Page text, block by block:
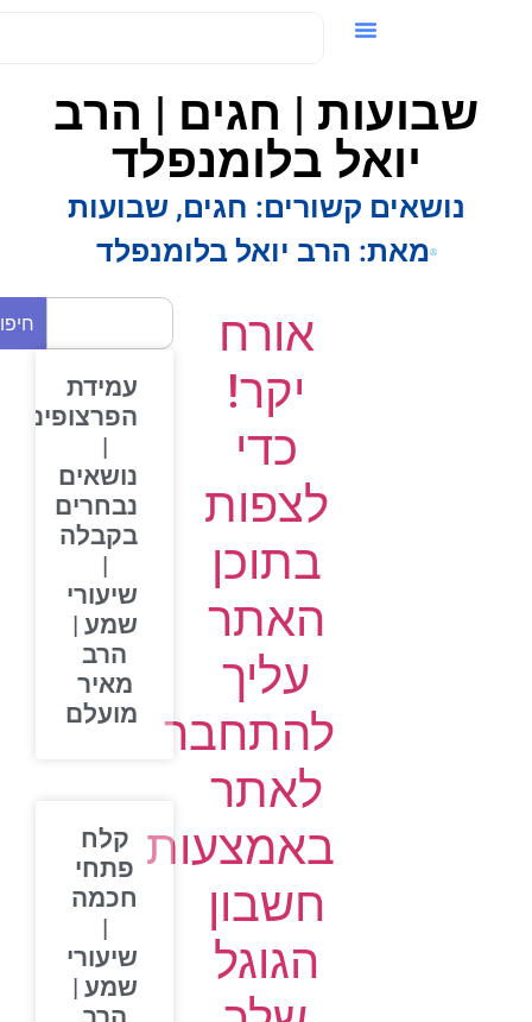
שבועות | חגים | הרב
יואל בלומנפלד
נושאים קשורים: חגים,שבועות
מאת:הרב יואל בלומנפלד
אורח
יקר!
כדי
לצפות
בתוכן
האתר
עליך
להתחבר
לאתר
באמצעות
חשבון
הגוגל
חיפוש
עמידת
הפרצופים
נושאים
נבחרים
בקבלה
שיעורי
שמע |
הרב
מאיר
מועלם
קלח
פתחי
חכמה
שיעורי
שמע |